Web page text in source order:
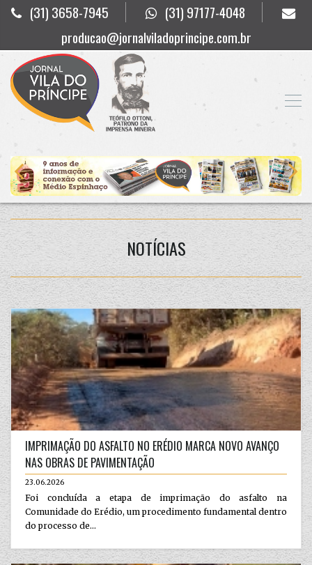
(31) 3658-7945
(31) 97177-4048
producao@jornalviladoprincipe.com.br
NOTÍCIAS
IMPRIMAÇÃO DO ASFALTO NO ERÉDIO MARCA NOVO AVANÇO
NAS OBRAS DE PAVIMENTAÇÃO
23.06.2026
Foi concluída a etapa de imprimação do asfalto na
Comunidade do Erédio, um procedimento fundamental dentro
do processo de...